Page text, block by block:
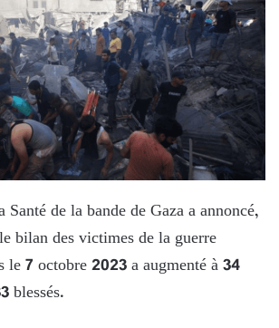
de la bande de Gaza a annoncé,
bilan des victimes de la guerre
le 7 octobre 2023 a augmenté à 34
blessés.